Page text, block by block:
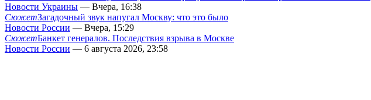
Новости Украины — Вчера, 16:38
СюжетЗагадочный звук напугал Москву: что это было
Новости России — Вчера, 15:29
СюжетБанкет генералов. Последствия взрыва в Москве
Новости России — 6 августа 2026, 23:58